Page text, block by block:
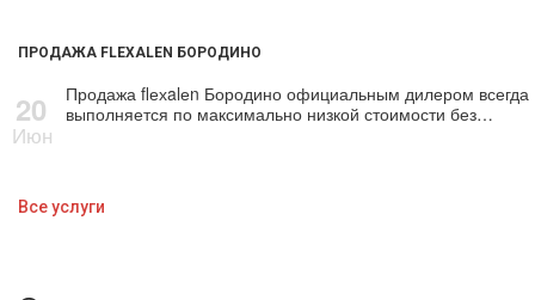
ПРОДАЖА FLEXALEN БОРОДИНО
20
Июн
Продажа flехalеn Бородино официальным дилером всегда
выполняется по максимально низкой стоимости без…
Все услуги